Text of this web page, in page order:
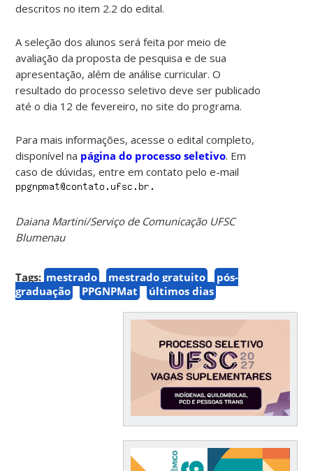
descritos no item 2.2 do edital.
A seleção dos alunos será feita por meio de
avaliação da proposta de pesquisa e de sua
apresentação, além de análise curricular. O
resultado do processo seletivo deve ser publicado
até o dia 12 de fevereiro, no site do programa.
Para mais informações, acesse o edital completo,
disponível na página do processo seletivo. Em
caso de dúvidas, entre em contato pelo e-mail
Daiana Martini/Serviço de Comunicação UFSC
Blumenau
Tags: mestrado mestrado gratuito
pós-
graduação
PPGNPMat últimos dias